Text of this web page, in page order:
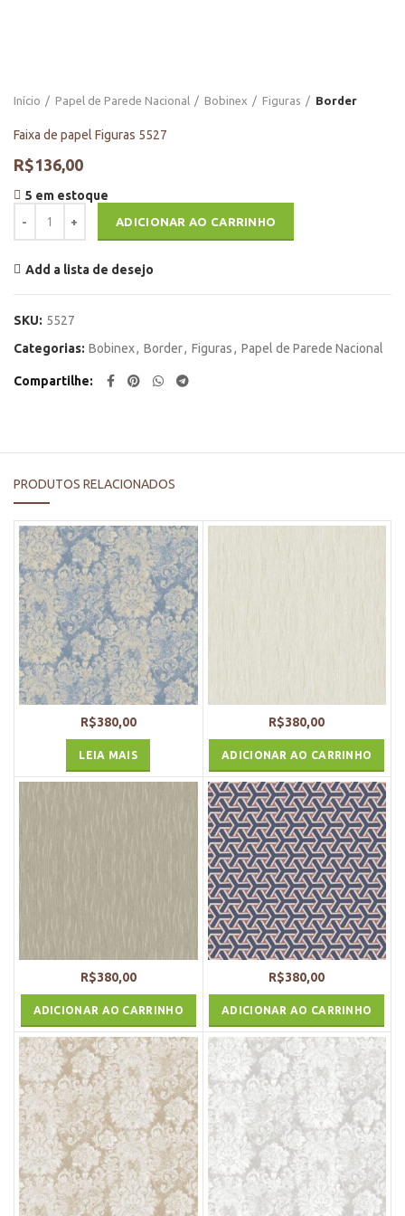
Início Papel de Parede Nacional Bobinex Figuras Border
Faixa de papel Figuras 5527
R$136,00
5 em estoque
ADICIONAR AO CARRINHO
Add a lista de desejo
SKU: 5527
Categorias: Bobinex, Border, Figuras, Papel de Parede Nacional
Compartilhe
PRODUTOS RELACIONADOS
R$380,00
LEIA MAIS
R$380,00
ADICIONAR AO CARRINHO
R$380,00
ADICIONAR AO CARRINHO
R$380,00
ADICIONAR AO CARRINHO